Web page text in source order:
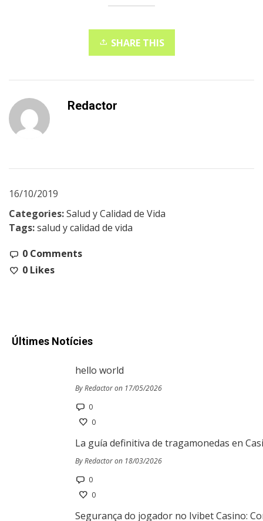
SHARE THIS
Redactor
16/10/2019
Categories:Salud y Calidad de Vida
Tags:salud y calidad de vida
0 Comments
0 Likes
Últimes Notícies
hello world
By Redactor on 17/05/2026
0
0
La guía definitiva de tragamonedas en
By Redactor on 18/03/2026
0
0
Segurança do jogador no Ivibet Casino: